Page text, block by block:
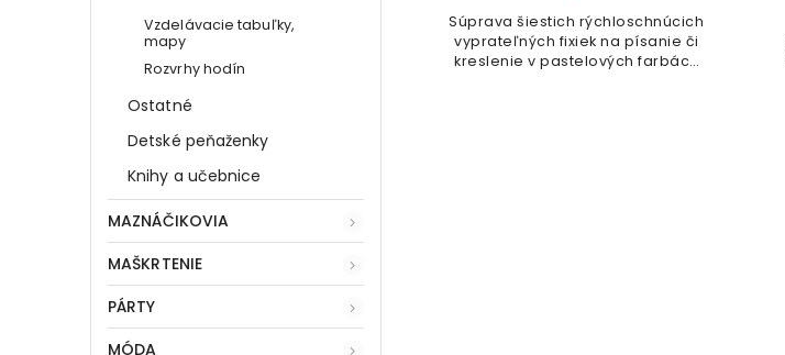
Vzdelávacie tabuľky,
mapy
Rozvrhy hodín
Ostatné
Detské peňaženky
Knihy a učebnice
MAZNÁČIKOVIA
MAŠKRTENIE
PÁRTY
MÓDA
Súprava šiestich rýchloschnúcich
vyprateľných fixiek na písanie či
kreslenie v pastelových farbách